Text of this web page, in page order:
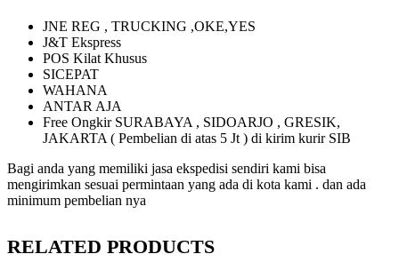
JNE REG , TRUCKING ,OKE,YES
J&T Ekspress
POS Kilat Khusus
SICEPAT
WAHANA
ANTAR AJA
Free Ongkir SURABAYA , SIDOARJO , GRESIK,
JAKARTA ( Pembelian di atas 5 Jt ) di kirim kurir SIB
Bagi anda yang memiliki jasa ekspedisi sendiri kami bisa
mengirimkan sesuai permintaan yang ada di kota kami . dan ada
minimum pembelian nya
RELATED PRODUCTS